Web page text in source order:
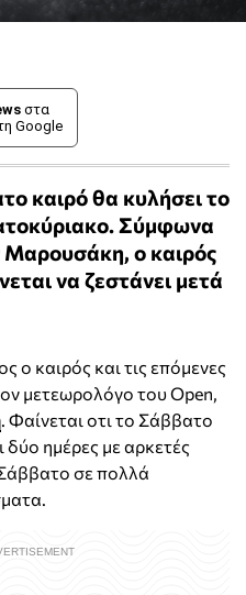
στα
Google
καιρό θα κυλήσει το
Σύμφωνα
Μαρουσάκη, ο καιρός
να ζεστάνει μετά
ο καιρός και τις επόμενες
μετεωρολόγο του Open,
. Φαίνεται οτι το Σάββατο
δύο ημέρες με αρκετές
σε πολλά